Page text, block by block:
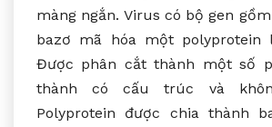
màng ngắn. Virus có bộ gen
bazơ mã hóa một polyprotein
Được phân cắt thành một số
thành có cấu trúc và
Polyprotein được chia thành